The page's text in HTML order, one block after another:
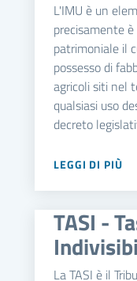
L'IMU è un
precisamente
patrimoniale il
possesso di
agricoli siti nel
qualsiasi uso
decreto
LEGGI DI PIÙ
TASI -
La TASI è il